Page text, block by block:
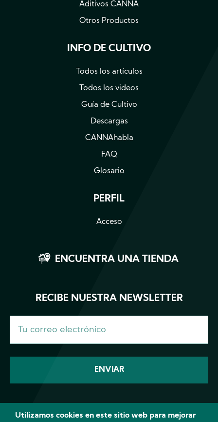
Aditivos CANNA
Otros Productos
INFO DE CULTIVO
Todos los artículos
Todos los videos
Guía de Cultivo
Descargas
CANNAhabla
FAQ
Glosario
PERFIL
Acceso
ENCUENTRA UNA TIENDA
RECIBE NUESTRA NEWSLETTER
Utilizamos cookies en este sitio web para mejorar